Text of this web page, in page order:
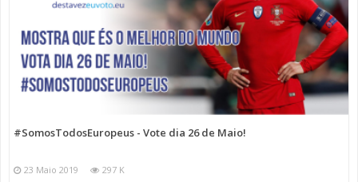
#SomosTodosEuropeus - Vote dia 26 de Maio!
23 Maio 2019 297 K